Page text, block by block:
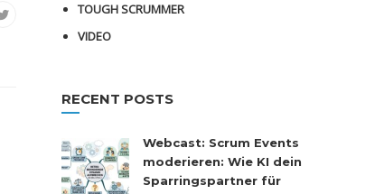
TOUGH SCRUMMER
VIDEO
RECENT POSTS
Webcast: Scrum Events
moderieren: Wie KI dein
Sparringspartner für